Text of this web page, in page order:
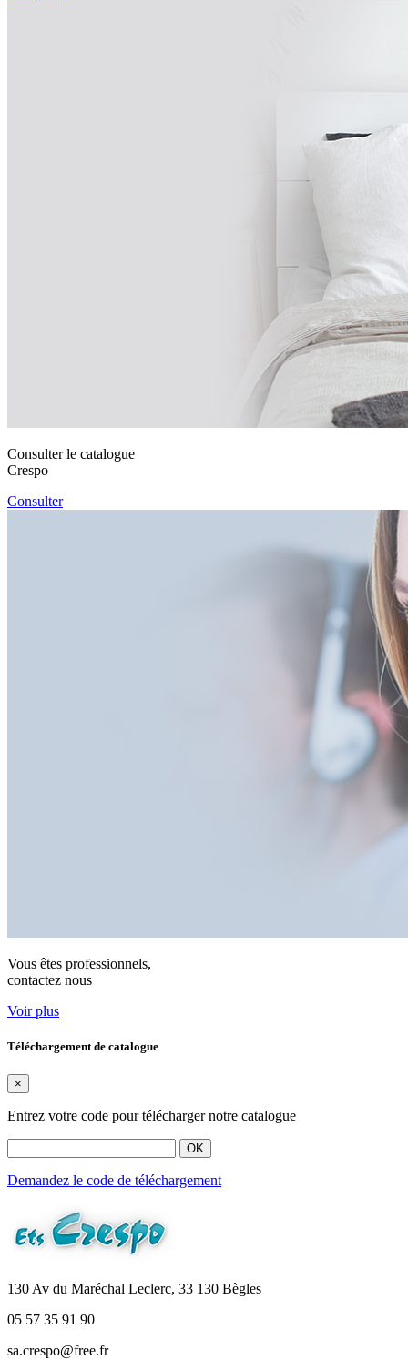
Consulter le catalogue
Crespo
Consulter
Vous êtes professionnels,
contactez nous
Voir plus
Téléchargement de catalogue
×
Entrez votre code pour télécharger notre catalogue
OK
Demandez le code de téléchargement
130 Av du Maréchal Leclerc, 33 130 Bègles
05 57 35 91 90
sa.crespo@free.fr